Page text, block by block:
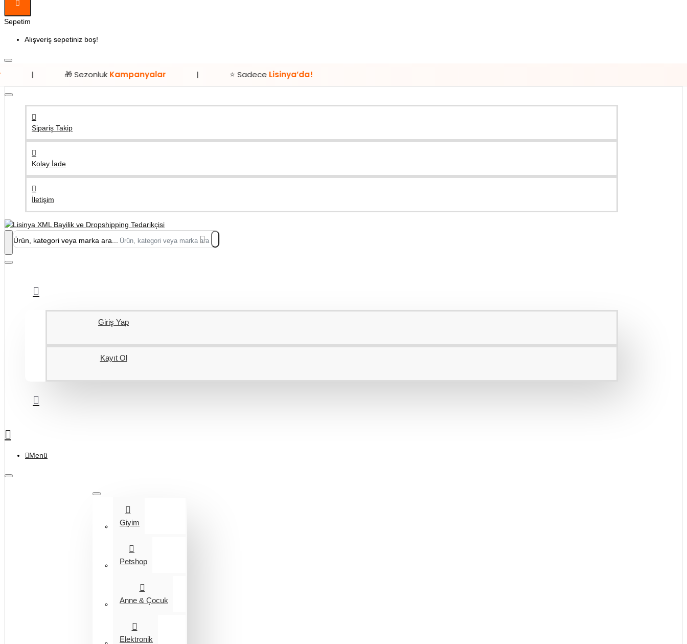
Sepetim
Alışveriş sepetiniz boş!
🎁 Sezonluk Kampanyalar | ⭐ Sadece Lisinya’da!
Sipariş Takip
Kolay İade
İletişim
Ürün, kategori veya marka ara...
Giriş Yap
Kayıt Ol
Menü
Giyim
Petshop
Anne & Çocuk
Elektronik